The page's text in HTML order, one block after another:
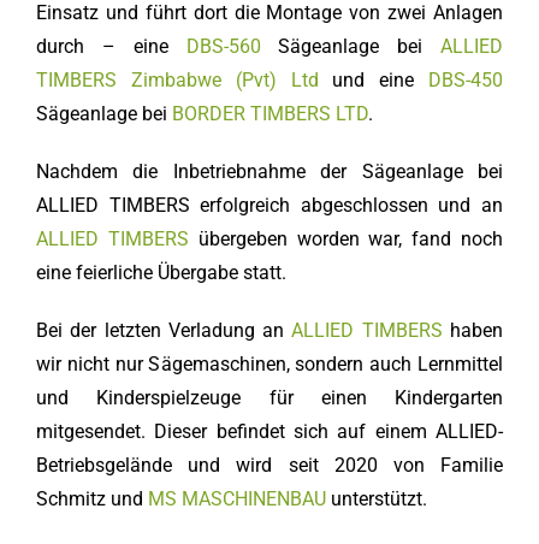
Einsatz und führt dort die Montage von zwei Anlagen
durch – eine DBS-560 Sägeanlage beiALLIED
TIMBERS Zimbabwe (Pvt) Ltd und eine DBS-450
Sägeanlage bei BORDER TIMBERS LTD.
Nachdem die Inbetriebnahme der Sägeanlage bei
ALLIED TIMBERS erfolgreich abgeschlossen und an
ALLIED TIMBERS übergeben worden war, fand noch
eine feierliche Übergabe statt.
Bei der letzten Verladung anALLIED TIMBERS haben
wir nicht nur Sägemaschinen, sondern auch Lernmittel
und Kinderspielzeuge für einen Kindergarten
mitgesendet. Dieser befindet sich auf einem ALLIED-
Betriebsgelände und wird seit 2020 von Familie
Schmitz und MS MASCHINENBAUunterstützt.